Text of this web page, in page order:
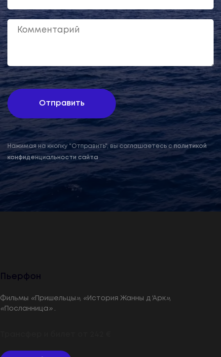
Трансфер и билет от278 €
Забронировать
Пьерфон
Фильмы «Пришельцы», «История Жанны д Арк»,
«Посланница».
Нажимая на кнопку "Отправить", вы соглашаетесь с политикой
конфиденциальности сайта